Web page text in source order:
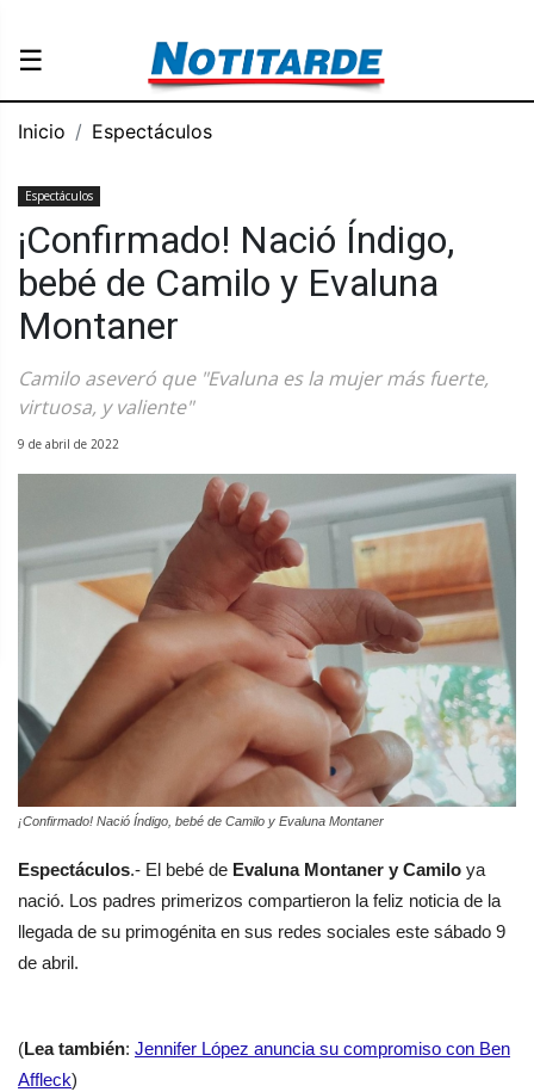
☰
Inicio Espectáculos
Espectáculos
¡Confirmado! Nació Índigo,
bebé de Camilo y Evaluna
Montaner
Camilo aseveró que "Evaluna es la mujer más fuerte,
virtuosa, y valiente"
9 de abril de 2022
¡Confirmado! Nació Índigo, bebé de Camilo y Evaluna Montaner
Espectáculos.- El bebé de Evaluna Montaner y Camilo ya
nació. Los padres primerizos compartieron la feliz noticia de la
llegada de su primogénita en sus redes sociales este sábado 9
de abril.
(Lea también: Jennifer López anuncia su compromiso con Ben
Affleck)